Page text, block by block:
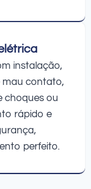
instalação,
mau contato,
choques ou
rápido e
perfeito.